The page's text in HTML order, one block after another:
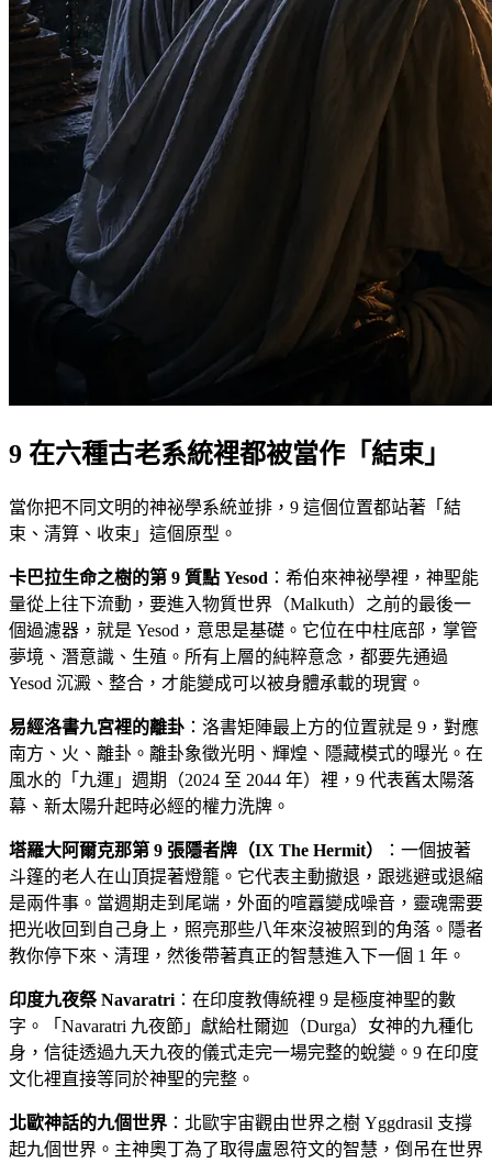
9 在六種古老系統裡都被當作「結束」
當你把不同文明的神祕學系統並排，9 這個位置都站著「結
束、清算、收束」這個原型。
卡巴拉生命之樹的第 9 質點 Yesod ：希伯來神祕學裡，神聖能
量從上往下流動，要進入物質世界（Malkuth）之前的最後一
個過濾器，就是 Yesod，意思是基礎。它位在中柱底部，掌管
夢境、潛意識、生殖。所有上層的純粹意念，都要先通過
Yesod 沉澱、整合，才能變成可以被身體承載的現實。
易經洛書九宮裡的離卦 ：洛書矩陣最上方的位置就是 9，對應
南方、火、離卦。離卦象徵光明、輝煌、隱藏模式的曝光。在
風水的「九運」週期（2024 至 2044 年）裡，9 代表舊太陽落
幕、新太陽升起時必經的權力洗牌。
塔羅大阿爾克那第 9 張隱者牌（IX The Hermit）
：一個披著
斗篷的老人在山頂提著燈籠。它代表主動撤退，跟逃避或退縮
是兩件事。當週期走到尾端，外面的喧囂變成噪音，靈魂需要
把光收回到自己身上，照亮那些八年來沒被照到的角落。隱者
教你停下來、清理，然後帶著真正的智慧進入下一個 1 年。
印度九夜祭 Navaratri ：在印度教傳統裡 9 是極度神聖的數
字。「Navaratri 九夜節」獻給杜爾迦（Durga）女神的九種化
身，信徒透過九天九夜的儀式走完一場完整的蛻變。9 在印度
文化裡直接等同於神聖的完整。
北歐神話的九個世界 ：北歐宇宙觀由世界之樹 Yggdrasil 支撐
起九個世界。主神奧丁為了取得盧恩符文的智慧，倒吊在世界